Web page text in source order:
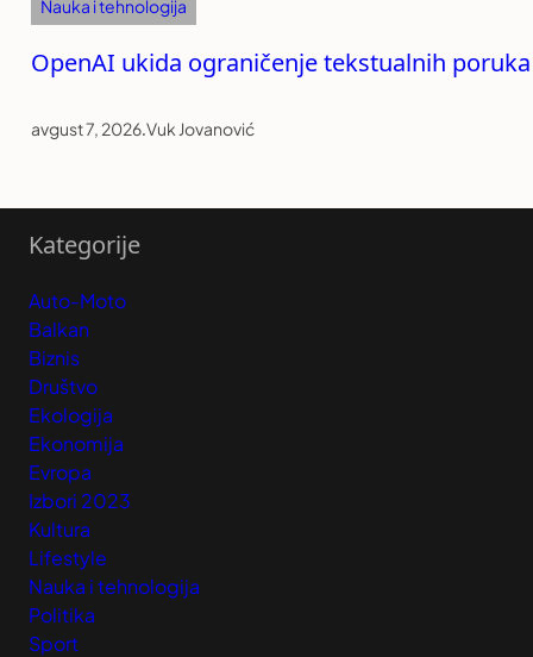
Nauka i tehnologija
OpenAI ukida ograničenje tekstualnih
avgust 7, 2026.Vuk Jovanović
Kategorije
Auto-Moto
Balkan
Biznis
Društvo
Ekologija
Ekonomija
Evropa
Izbori 2023
Kultura
Lifestyle
Nauka i tehnologija
Politika
Sport